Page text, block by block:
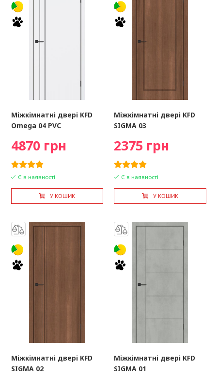
Міжкімнатні двері KFD
Omega 04 PVC
4870 грн
Є в наявності
У КОШИК
Міжкімнатні двері KFD
SIGMA 03
2375 грн
Є в наявності
У КОШИК
Міжкімнатні двері KFD
SIGMA 02
Міжкімнатні двері KFD
SIGMA 01